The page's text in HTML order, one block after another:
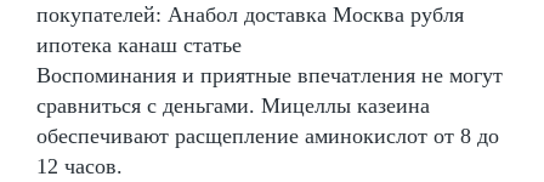
покупателей: Анабол доставка Москва рубля
ипотека канаш статье
Воспоминания и приятные впечатления не могут
сравниться с деньгами. Мицеллы казеина
обеспечивают расщепление аминокислот от 8 до
12 часов.